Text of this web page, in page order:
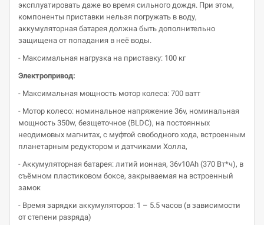
эксплуатировать даже во время сильного дождя. При этом,
компоненты приставки нельзя погружать в воду,
аккумуляторная батарея должна быть дополнительно
защищена от попадания в неё воды.
- Максимальная нагрузка на приставку: 100 кг
Электропривод:
- Максимальная мощность мотор колеса: 700 ватт
- Мотор колесо: номинальное напряжение 36v, номинальная
мощность 350w, безщеточное (BLDC), на постоянных
неодимовых магнитах, с муфтой свободного хода, встроенным
планетарным редуктором и датчиками Холла,
- Аккумуляторная батарея: литий ионная, 36v10Ah (370 Вт*ч), в
съёмном пластиковом боксе, закрываемая на встроенный
замок
- Время зарядки аккумуляторов: 1 – 5.5 часов (в зависимости
от степени разряда)